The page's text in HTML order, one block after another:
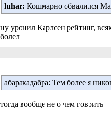
luhar: Кошмарно обвалился
ну уронил Карлсен рейтинг,
болел
абаракадабра: Тем более я
тогда вообще не о чем говрить